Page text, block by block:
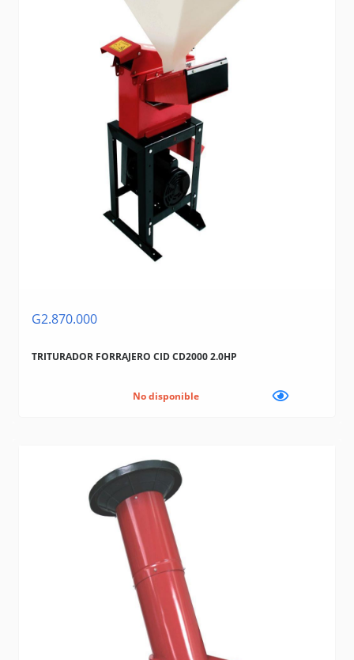
G2.870.000
TRITURADOR FORRAJERO CID CD2000 2.0HP
No disponible